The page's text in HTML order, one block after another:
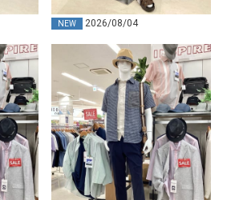
NEW 2026/08/04